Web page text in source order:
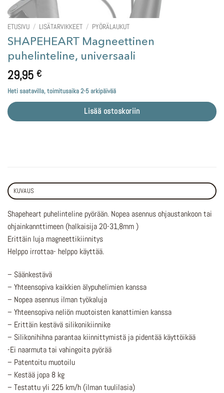
ETUSIVU / LISÄTARVIKKEET / PYÖRÄLAUKUT
SHAPEHEART Magneettinen
puhelinteline, universaali
29,95 €
Heti saatavilla, toimitusaika 2-5 arkipäivää
Lisää ostoskoriin
KUVAUS
Shapeheart puhelinteline pyörään. Nopea asennus ohjaustankoon tai
ohjainkannttimeen (halkaisija 20-31,8mm )
Erittäin luja magneettikiinnitys
Helppo irrottaa- helppo käyttää.
– Säänkestävä
– Yhteensopiva kaikkien älypuhelimien kanssa
– Nopea asennus ilman työkaluja
– Yhteensopiva neliön muotoisten kanattimien kanssa
– Erittäin kestävä silikonikiinnike
– Silikonihihna parantaa kiinnittymistä ja pidentää käyttöikää
-Ei naarmuta tai vahingoita pyörää
– Patentoitu muotoilu
– Kestää jopa 8 kg
– Testattu yli 225 km/h (ilman tuulilasia)